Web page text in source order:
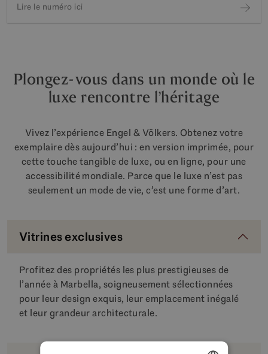
Lire le numéro ici
Plongez-vous dans un monde où le
luxe rencontre l’héritage
Vivez l’expérience Engel & Völkers. Obtenez votre
exemplaire dès aujourd’hui : en version imprimée, pour
cette touche tangible de luxe, ou en ligne, pour une
accessibilité mondiale. Parce que le luxe n’est pas
seulement un mode de vie, c’est une forme d’art.
Vitrines exclusives
Profitez des propriétés les plus prestigieuses de
l’année à Marbella, soigneusement sélectionnées
pour leur design exquis, leur emplacement inégalé
et leur grandeur architecturale.